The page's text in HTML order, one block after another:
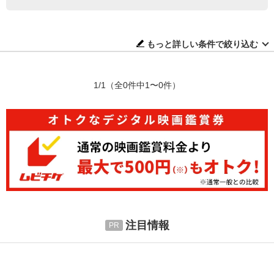
もっと詳しい条件で絞り込む
1/1 （全0件中1〜0件）
注目情報